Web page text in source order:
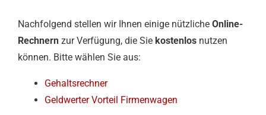
Nachfolgend stellen wir Ihnen einige nützliche Online-
Rechnern zur Verfügung, die Sie kostenlos nutzen
können. Bitte wählen Sie aus:
Gehaltsrechner
Geldwerter Vorteil Firmenwagen